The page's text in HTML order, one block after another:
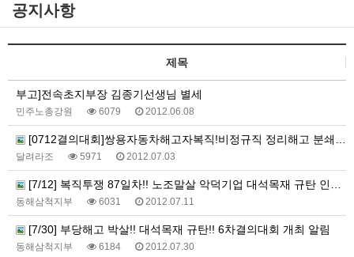
공지사항
제목
부고]전속초지부장 김종기선생님 별세
민주노총강원 6079 2012.06.08
[0712결의대회]쌍용자동차해고자복직!비정규직 정리해고 분쇄! 강원지역 결의대회
달려라조 5971 2012.07.03
[7/12] 복직투쟁 87일차!! 노조말살 악덕기업 대석목재 규탄 인천 상경투쟁!!
동해삼척지부 6031 2012.07.11
[7/30] 부당해고 박살!! 대석목재 규탄!! 6차결의대회 개최 알림
동해삼척지부 6184 2012.07.30